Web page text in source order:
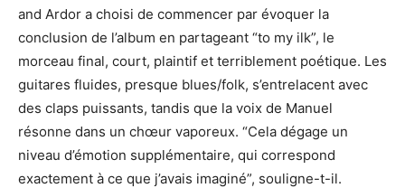
and Ardor a choisi de commencer par évoquer la
conclusion de l’album en partageant “to my ilk”, le
morceau final, court, plaintif et terriblement poétique. Les
guitares fluides, presque blues/folk, s’entrelacent avec
des claps puissants, tandis que la voix de Manuel
résonne dans un chœur vaporeux. “Cela dégage un
niveau d’émotion supplémentaire, qui correspond
exactement à ce que j’avais imaginé”, souligne-t-il.